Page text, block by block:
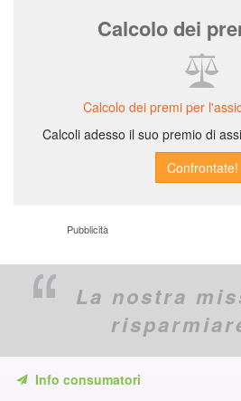
Calcolo dei
Calcolo dei premi per
Calcoli adesso il suo premio di
Pubblicità
La nostra
Info consumatori